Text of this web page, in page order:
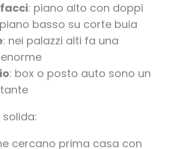
: piano alto con doppi
basso su corte buia
: nei palazzi alti fa una
: box o posto auto sono un
solida:
cercano prima casa con